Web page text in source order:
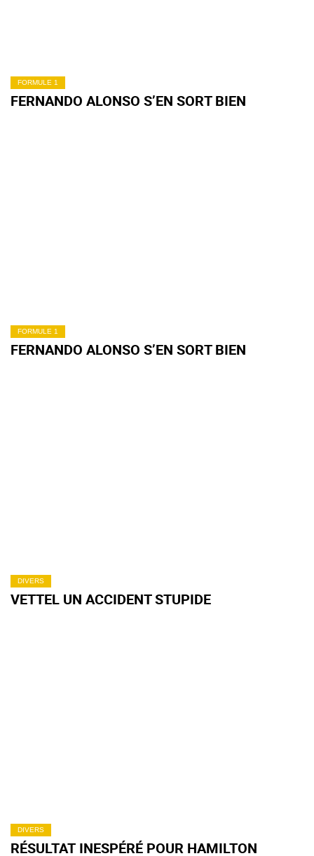
FORMULE 1
FERNANDO ALONSO S’EN SORT BIEN
FORMULE 1
FERNANDO ALONSO S’EN SORT BIEN
DIVERS
VETTEL UN ACCIDENT STUPIDE
DIVERS
RÉSULTAT INESPÉRÉ POUR HAMILTON